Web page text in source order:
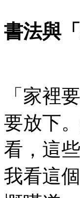
書法與「
「家裡
要放下
看，這
我看這